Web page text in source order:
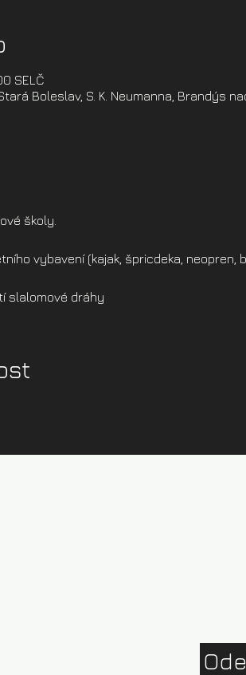
SELČ
Boleslav, S. K. Neumanna, Brandýs
školy.
vybavení (kajak, špricdeka, neopren,
slalomové dráhy